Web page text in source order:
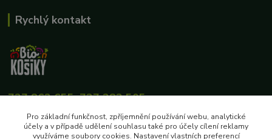
Rychlý kontakt
727 862 655, 737 283 505
eshop@biokosiky.cz
Pro základní funkčnost, zpříjemnění používání webu, analytické
účely a v případě udělení souhlasu také pro účely cílení reklamy
využíváme soubory cookies. Nastavení vlastních preferencí